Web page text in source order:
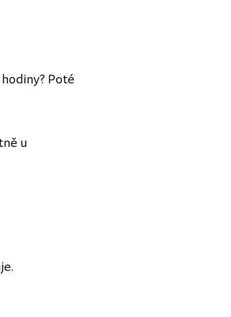
Poté
u